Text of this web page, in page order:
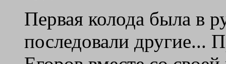
Первая колода была в
последовали другие...